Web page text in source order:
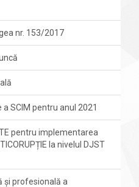
nr. 153/2017
SCIM pentru anul 2021
pentru implementarea
la nivelul DJST
și profesională a